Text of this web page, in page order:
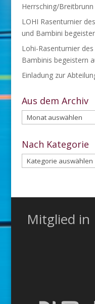
Herrsching/Breitbrunn
LOHI Rasenturnier
und Bambini
Lohi-Rasenturnier
Bambinis begeistern
Einladung zur
Aus dem Archiv
Aus
dem
Archiv
Nach Kategorie
Nach
Kategorie
Mitglied in